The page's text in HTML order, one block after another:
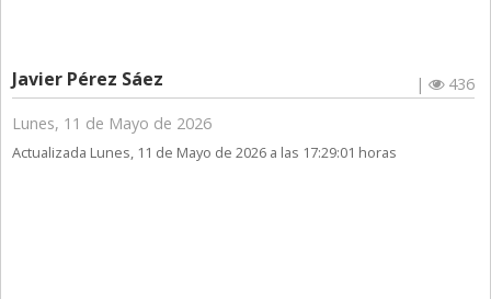
Javier Pérez Sáez |
436
Lunes, 11 de Mayo de 2026
Actualizada Lunes, 11 de Mayo de 2026 a las 17:29:01 horas